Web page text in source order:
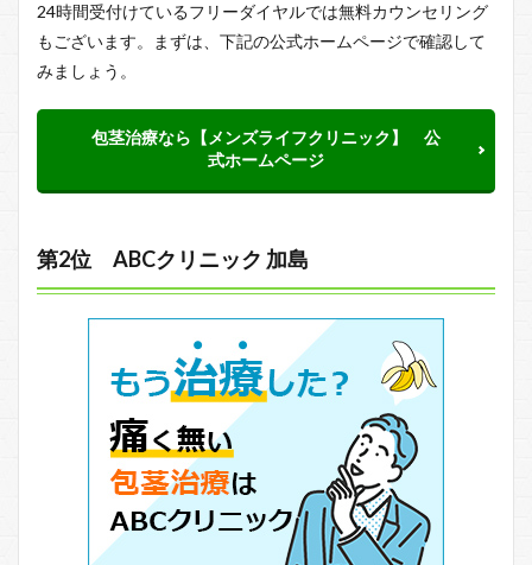
24時間受付けているフリーダイヤルでは無料カウンセリング
もございます。まずは、下記の公式ホームページで確認して
みましょう。
包茎治療なら【メンズライフクリニック】 公
式ホームページ
第2位 ABCクリニック 加島